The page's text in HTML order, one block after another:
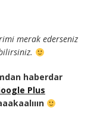
merak ederseniz
haberdar
Plus